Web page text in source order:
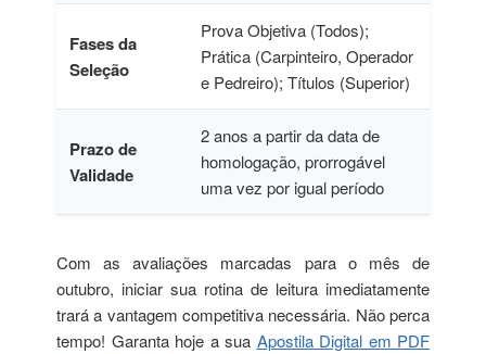
Fases da
Seleção
Prova Objetiva (Todos);
Prática (Carpinteiro, Operador
e Pedreiro); Títulos (Superior)
Prazo de
Validade
2 anos a partir da data de
homologação, prorrogável
uma vez por igual período
Com as avaliações marcadas para o mês de
outubro, iniciar sua rotina de leitura imediatamente
trará a vantagem competitiva necessária. Não perca
tempo! Garanta hoje a sua Apostila Digital em PDF